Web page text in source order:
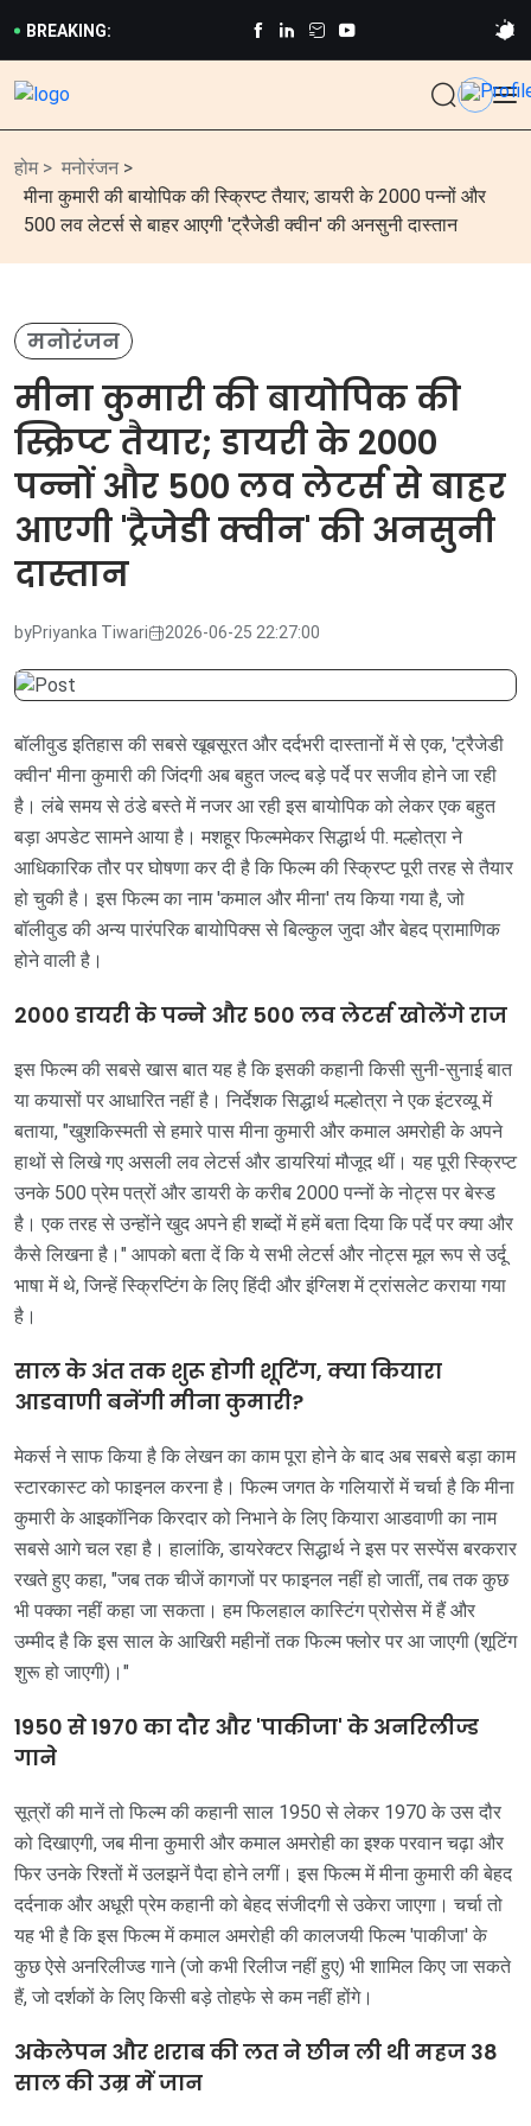
BREAKING:
होम > मनोरंजन>
मीना कुमारी की बायोपिक की स्क्रिप्ट तैयार; डायरी के 2000 पन्नों और
500 लव लेटर्स से बाहर आएगी 'ट्रैजेडी क्वीन' की अनसुनी दास्तान
मनोरंजन
मीना कुमारी की बायोपिक की
स्क्रिप्ट तैयार; डायरी के 2000
पन्नों और 500 लव लेटर्स से बाहर
आएगी 'ट्रैजेडी क्वीन' की अनसुनी
दास्तान
byPriyanka Tiwari 2026-06-25 22:27:00
बॉलीवुड इतिहास की सबसे खूबसूरत और दर्दभरी दास्तानों में से एक, 'ट्रैजेडी
क्वीन' मीना कुमारी की जिंदगी अब बहुत जल्द बड़े पर्दे पर सजीव होने जा रही
है। लंबे समय से ठंडे बस्ते में नजर आ रही इस बायोपिक को लेकर एक बहुत
बड़ा अपडेट सामने आया है। मशहूर फिल्ममेकर सिद्धार्थ पी. मल्होत्रा ने
आधिकारिक तौर पर घोषणा कर दी है कि फिल्म की स्क्रिप्ट पूरी तरह से तैयार
हो चुकी है। इस फिल्म का नाम 'कमाल और मीना' तय किया गया है, जो
बॉलीवुड की अन्य पारंपरिक बायोपिक्स से बिल्कुल जुदा और बेहद प्रामाणिक
होने वाली है।
2000 डायरी के पन्ने और 500 लव लेटर्स खोलेंगे राज
इस फिल्म की सबसे खास बात यह है कि इसकी कहानी किसी सुनी-सुनाई बात
या कयासों पर आधारित नहीं है। निर्देशक सिद्धार्थ मल्होत्रा ने एक इंटरव्यू में
बताया, "खुशकिस्मती से हमारे पास मीना कुमारी और कमाल अमरोही के अपने
हाथों से लिखे गए असली लव लेटर्स और डायरियां मौजूद थीं। यह पूरी स्क्रिप्ट
उनके 500 प्रेम पत्रों और डायरी के करीब 2000 पन्नों के नोट्स पर बेस्ड
है। एक तरह से उन्होंने खुद अपने ही शब्दों में हमें बता दिया कि पर्दे पर क्या और
कैसे लिखना है।" आपको बता दें कि ये सभी लेटर्स और नोट्स मूल रूप से उर्दू
भाषा में थे, जिन्हें स्क्रिप्टिंग के लिए हिंदी और इंग्लिश में ट्रांसलेट कराया गया
है।
साल के अंत तक शुरू होगी शूटिंग, क्या कियारा
आडवाणी बनेंगी मीना कुमारी?
मेकर्स ने साफ किया है कि लेखन का काम पूरा होने के बाद अब सबसे बड़ा काम
स्टारकास्ट को फाइनल करना है। फिल्म जगत के गलियारों में चर्चा है कि मीना
कुमारी के आइकॉनिक किरदार को निभाने के लिए कियारा आडवाणी का नाम
सबसे आगे चल रहा है। हालांकि, डायरेक्टर सिद्धार्थ ने इस पर सस्पेंस बरकरार
रखते हुए कहा, "जब तक चीजें कागजों पर फाइनल नहीं हो जातीं, तब तक कुछ
भी पक्का नहीं कहा जा सकता। हम फिलहाल कास्टिंग प्रोसेस में हैं और
उम्मीद है कि इस साल के आखिरी महीनों तक फिल्म फ्लोर पर आ जाएगी (शूटिंग
शुरू हो जाएगी)।"
1950 से 1970 का दौर और 'पाकीजा' के अनरिलीज्ड
गाने
सूत्रों की मानें तो फिल्म की कहानी साल 1950 से लेकर 1970 के उस दौर
को दिखाएगी, जब मीना कुमारी और कमाल अमरोही का इश्क परवान चढ़ा और
फिर उनके रिश्तों में उलझनें पैदा होने लगीं। इस फिल्म में मीना कुमारी की बेहद
दर्दनाक और अधूरी प्रेम कहानी को बेहद संजीदगी से उकेरा जाएगा। चर्चा तो
यह भी है कि इस फिल्म में कमाल अमरोही की कालजयी फिल्म 'पाकीजा' के
कुछ ऐसे अनरिलीज्ड गाने (जो कभी रिलीज नहीं हुए) भी शामिल किए जा सकते
हैं, जो दर्शकों के लिए किसी बड़े तोहफे से कम नहीं होंगे।
अकेलेपन और शराब की लत ने छीन ली थी महज 38
साल की उम्र में जान